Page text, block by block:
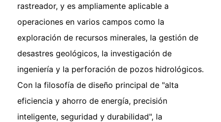
rastreador, y es ampliamente aplicable a
operaciones en varios campos como la
exploración de recursos minerales, la gestión de
desastres geológicos, la investigación de
ingeniería y la perforación de pozos hidrológicos.
Con la filosofía de diseño principal de "alta
eficiencia y ahorro de energía, precisión
inteligente, seguridad y durabilidad", la